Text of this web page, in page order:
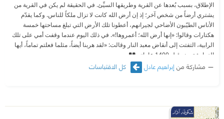
الإطلاق، بسبب بُعدها عن القرية وطريقها السيِّئ. في الحقيقة لم يكن في القرية من
يشتري أرضاً من شخص آخر؛ إذ إن أرض الله كانت لا تزال ملكاً للناس. وكما يقدّم
الأناس الطيّبون الأضاحي لجيرانهم، أعطونا تلك الأرض التي تبلغ مساحتها خمسة
هكتارات وقالوا: «إنها أرض الله؛ أعمروها!». في ذلك اليوم عندما وقفت أمي على تلك
الرابية، التفتت إلى أنقاض معبد النار وقالت: «لقد هربنا أيضاً، مثلما فعلتم تماماً، أيها
الزرادشتيون، قبل 1400 عام!».‬‬‬
مشاركة من إبراهيم عادل كل الاقتباسات